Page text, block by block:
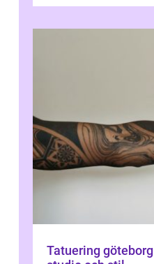
Tatuering göteborg så hittar du rätt